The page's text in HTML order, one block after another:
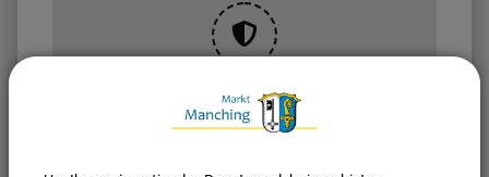
OpenStreetMap wird
derzeit nicht angezeigt